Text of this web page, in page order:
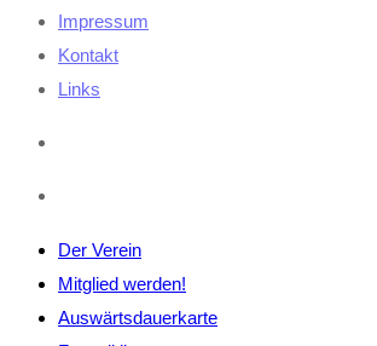
Impressum
Kontakt
Links
Der Verein
Mitglied werden!
Auswärtsdauerkarte